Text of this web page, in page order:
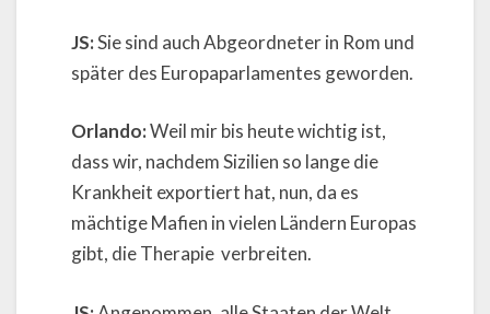
JS:Sie sind auch Abgeordneter in Rom und
später des Europaparlamentes geworden.
Orlando:Weil mir bis heute wichtig ist,
dass wir, nachdem Sizilien so lange die
Krankheit exportiert hat, nun, da es
mächtige Mafien in vielen Ländern Europas
gibt, die Therapie verbreiten.